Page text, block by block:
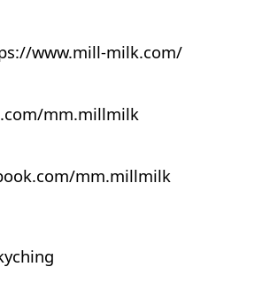
www.mill-milk.com/
mm.millmilk
mm.millmilk